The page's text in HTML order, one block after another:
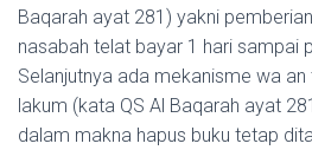
Baqarah ayat 281) yakni
nasabah telat bayar 1 hari sampai
Selanjutnya ada mekanisme wa an
lakum (kata QS Al Baqarah ayat
dalam makna hapus buku tetap